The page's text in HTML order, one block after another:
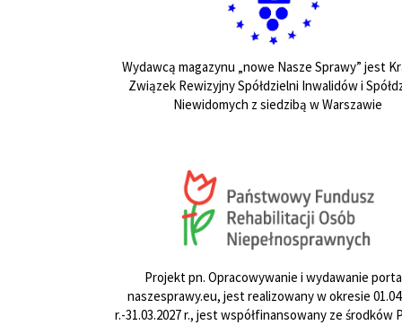
Wydawcą magazynu „nowe Nasze Sprawy” jest
Związek Rewizyjny Spółdzielni Inwalidów i
Niewidomych z siedzibą w Warszawie
Projekt pn. Opracowywanie i wydawanie
naszesprawy.eu, jest realizowany w okresie
r.-31.03.2027 r., jest współfinansowany ze środków